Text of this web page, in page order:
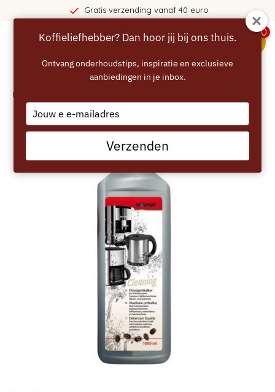
Gratis verzending vanaf 40 euro
0
Home
Koffieliefhebber? Dan hoor jij bij ons thuis.
Ontvang onderhoudstips, inspiratie en exclusieve
aanbiedingen in je inbox.
Type
your
email
Verzenden